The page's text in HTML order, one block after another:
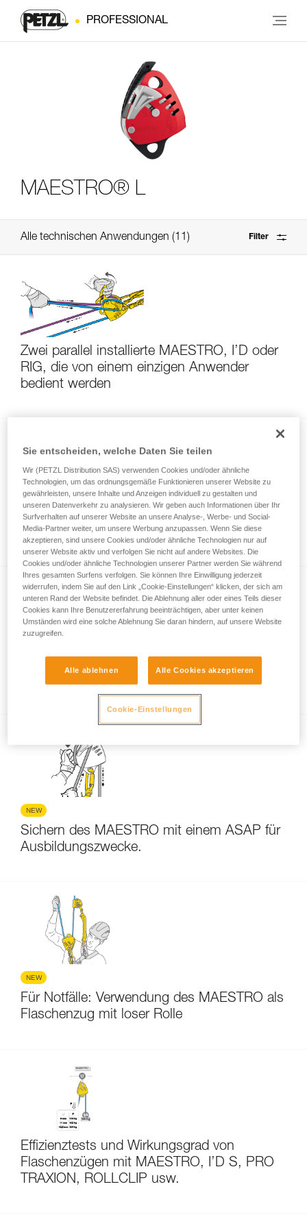
PROFESSIONAL
MAESTRO® L
Alle technischen Anwendungen 11 Filter
Zwei parallel installierte MAESTRO, I’D oder
RIG, die von einem einzigen Anwender
bedient werden
Spannen einer Hilfsseilbahn mit MAESTRO,
I’D, RIG
Das Übersetzungsverhältnis eines
Flaschenzugs berechnen
NEW
Sichern des MAESTRO mit einem ASAP für
Ausbildungszwecke.
NEW
Für Notfälle: Verwendung des MAESTRO als
Flaschenzug mit loser Rolle
Effizienztests und Wirkungsgrad von
Flaschenzügen mit MAESTRO, I’D S, PRO
TRAXION, ROLLCLIP usw.
Sie entscheiden, welche Daten Sie teilen
Wir (PETZL Distribution SAS) verwenden Cookies und/oder ähnliche
Technologien, um das ordnungsgemäße Funktionieren unserer Website zu
gewährleisten, unsere Inhalte und Anzeigen individuell zu gestalten und
unseren Datenverkehr zu analysieren. Wir geben auch Informationen über Ihr
Surfverhalten auf unserer Website an unsere Analyse-, Werbe- und Social-
Media-Partner weiter, um unsere Werbung anzupassen. Wenn Sie diese
akzeptieren, sind unsere Cookies und/oder ähnliche Technologien nur auf
unserer Website aktiv und verfolgen Sie nicht auf andere Websites. Die
Cookies und/oder ähnliche Technologien unserer Partner werden Sie während
Ihres gesamten Surfens verfolgen. Sie können Ihre Einwilligung jederzeit
widerrufen, indem Sie auf den Link „Cookie-Einstellungen“ klicken, der sich am
unteren Rand der Website befindet. Die Ablehnung aller oder eines Teils dieser
Cookies kann Ihre Benutzererfahrung beeinträchtigen, aber unter keinen
Umständen wird eine solche Ablehnung Sie daran hindern, auf unsere Website
zuzugreifen.
Alle ablehnen Alle Cookies akzeptieren
Cookie-Einstellungen